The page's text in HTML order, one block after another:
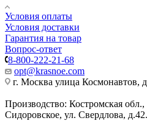
Условия оплаты
Условия доставки
Гарантия на товар
Вопрос-ответ
8-800-222-21-68
opt@krasnoe.com
г. Москва улица Космонавтов,
Производство: Костромская
Сидоровское, ул. Свердлова, д.42.